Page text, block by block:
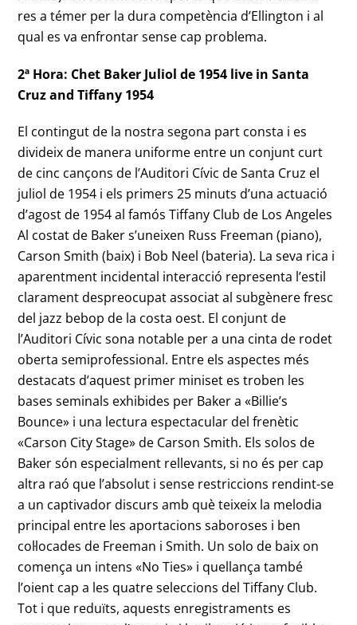
res a témer per la dura competència d’Ellington i al
qual es va enfrontar sense cap problema.
2ª Hora: Chet Baker Juliol de 1954 live in Santa
Cruz and Tiffany 1954
El contingut de la nostra segona part consta i es
divideix de manera uniforme entre un conjunt curt
de cinc cançons de l’Auditori Cívic de Santa Cruz el
juliol de 1954 i els primers 25 minuts d’una actuació
d’agost de 1954 al famós Tiffany Club de Los Angeles
Al costat de Baker s’uneixen Russ Freeman (piano),
Carson Smith (baix) i Bob Neel (bateria). La seva rica i
aparentment incidental interacció representa l’estil
clarament despreocupat associat al subgènere fresc
del jazz bebop de la costa oest. El conjunt de
l’Auditori Cívic sona notable per a una cinta de rodet
oberta semiprofessional. Entre els aspectes més
destacats d’aquest primer miniset es troben les
bases seminals exhibides per Baker a «Billie’s
Bounce» i una lectura espectacular del frenètic
«Carson City Stage» de Carson Smith. Els solos de
Baker són especialment rellevants, si no és per cap
altra raó que l’absolut i sense restriccions rendint-se
a un captivador discurs amb què teixeix la melodia
principal entre les aportacions saboroses i ben
col·locades de Freeman i Smith. Un solo de baix on
comença un intens «No Ties» i quellança també
l’oient cap a les quatre seleccions del Tiffany Club.
Tot i que reduïts, aquests enregistraments es